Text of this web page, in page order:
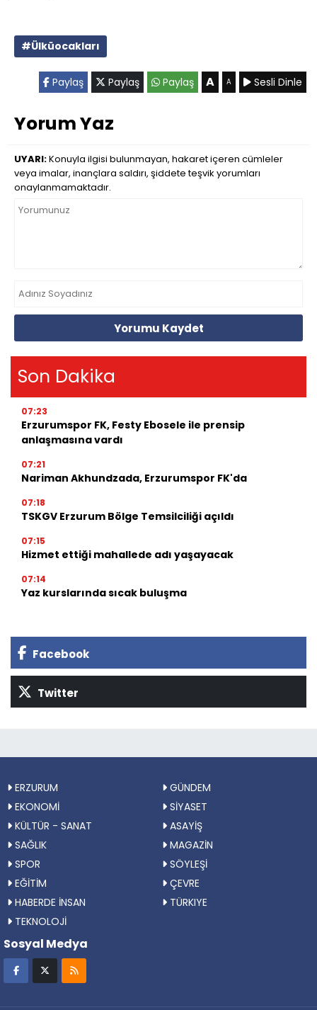
#Ülküocakları
Paylaş Paylaş Paylaş A A Sesli Dinle
Yorum Yaz
UYARI:Konuyla ilgisi bulunmayan, hakaret içeren cümleler
veya imalar, inançlara saldırı, şiddete teşvik yorumları
onaylanmamaktadır.
Yorumu Kaydet
Son Dakika
07:23
Erzurumspor FK, Festy Ebosele ile prensip
anlaşmasına vardı
07:21
Nariman Akhundzada, Erzurumspor FK'da
07:18
TSKGV Erzurum Bölge Temsilciliği açıldı
07:15
Hizmet ettiği mahallede adı yaşayacak
07:14
Yaz kurslarında sıcak buluşma
Facebook
Twitter
ERZURUM
GÜNDEM
EKONOMİ
SİYASET
KÜLTÜR - SANAT
ASAYİŞ
SAĞLIK
MAGAZİN
SPOR
SÖYLEŞİ
EĞİTİM
ÇEVRE
HABERDE İNSAN
TÜRKIYE
TEKNOLOJİ
Sosyal Medya